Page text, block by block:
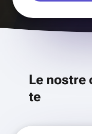
Le nostre
te